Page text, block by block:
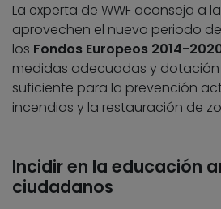
La experta de WWF aconseja a
aprovechen el nuevo periodo
los Fondos Europeos 2014-
medidas adecuadas y
suficiente para la prevención
incendios y la restauración de
Incidir en la educación
ciudadanos